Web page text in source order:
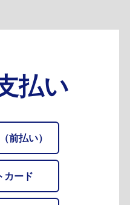
払い
前払い）
カード